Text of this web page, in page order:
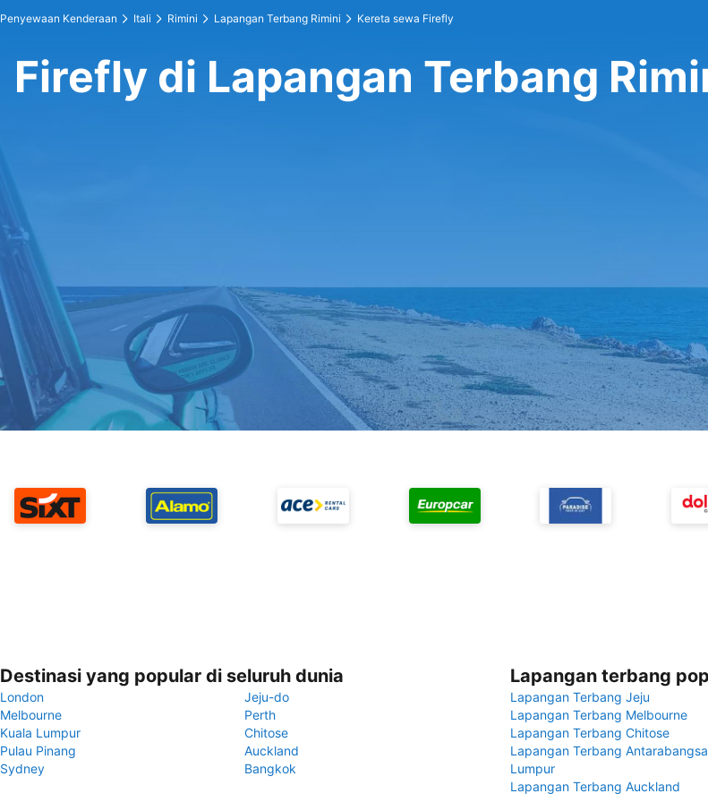
Penyewaan Kenderaan Itali Rimini Lapangan Terbang Rimini Kereta sewa Firefly
Firefly di Lapangan Terbang
Destinasi yang popular di seluruh dunia
London
Jeju-do
Melbourne
Perth
Kuala Lumpur
Chitose
Pulau Pinang
Auckland
Sydney
Bangkok
Lapangan terbang
Lapangan Terbang Jeju
Lapangan Terbang Melbourne
Lapangan Terbang Chitose
Lapangan Terbang
Lumpur
Lapangan Terbang Auckland